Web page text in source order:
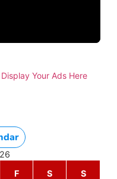
Display Your Ads Here
F S S